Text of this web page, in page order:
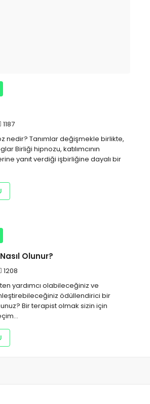
1187
nedir? Tanımlar değişmekle birlikte,
Birliği hipnozu, katılımcının
yanıt verdiği işbirliğine dayalı bir
Olunur?
1208
yardımcı olabileceğiniz ve
ödüllendirici bir
Bir terapist olmak sizin için